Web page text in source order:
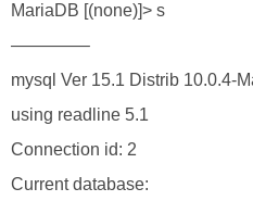
MariaDB [(none)]> s
————–
mysql Ver 15.1 Distrib 10.0.4-
using readline 5.1
Connection id: 2
Current database: